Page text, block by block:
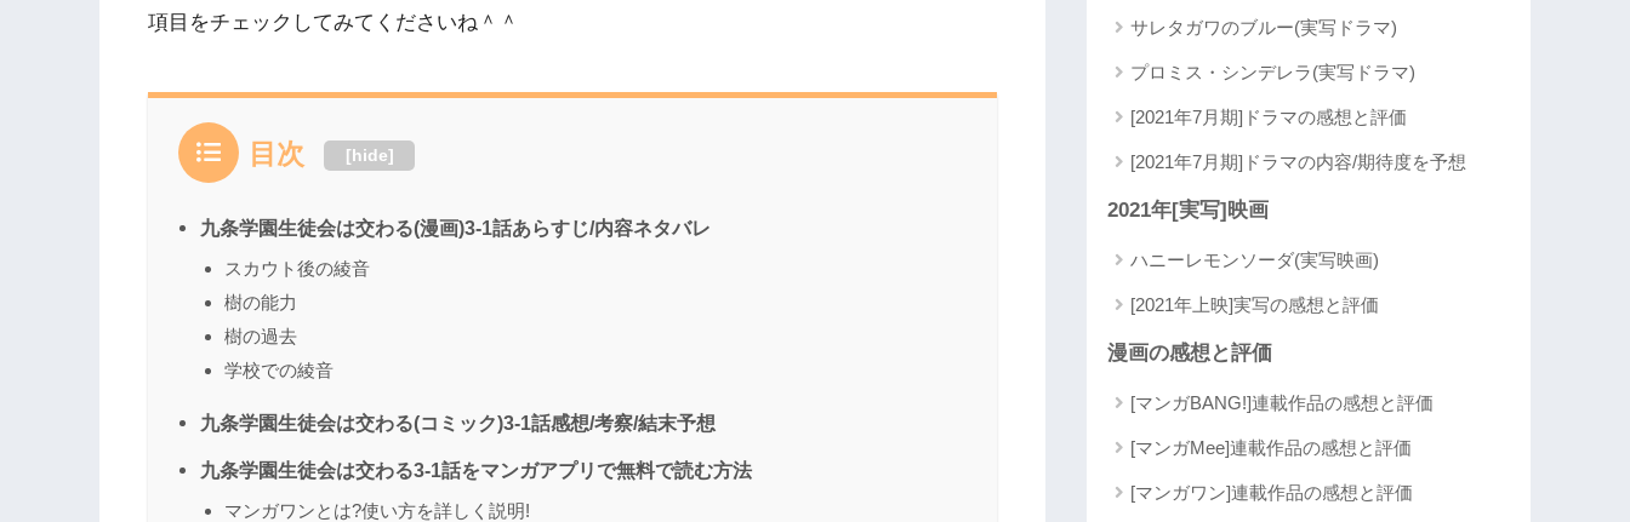
項目をチェックしてみてくださいね＾＾
目次 [hide]
九条学園生徒会は交わる(漫画)3-1話あらすじ/内容ネタバレ
スカウト後の綾音
樹の能力
樹の過去
学校での綾音
九条学園生徒会は交わる(コミック)3-1話感想/考察/結末予想
九条学園生徒会は交わる3-1話をマンガアプリで無料で読む方法
マンガワンとは?使い方を詳しく説明!
サレタガワのブルー(実写ドラマ)
プロミス・シンデレラ(実写ドラマ)
[2021年7月期]ドラマの感想と評価
[2021年7月期]ドラマの内容/期待度を予想
2021年[実写]映画
ハニーレモンソーダ(実写映画)
[2021年上映]実写の感想と評価
漫画の感想と評価
[マンガBANG!]連載作品の感想と評価
[マンガMee]連載作品の感想と評価
[マンガワン]連載作品の感想と評価